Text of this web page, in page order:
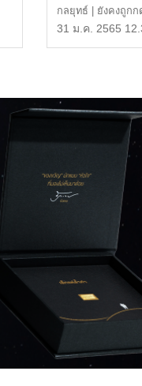
กลยุทธ์ | ยังคงถูก
ต้านสอง | 1800 ห
31 ม.ค. 2565